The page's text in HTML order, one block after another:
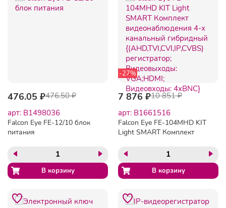
476.05 ₽476.50 ₽
арт: B1498036
Falcon Eye FE-12/10 блок
питания
-27%
7 876 ₽10 851 ₽
арт: B1661516
Falcon Eye FE-104MHD KIT
Light SMART Комплект
канальный гибридный
{(AHD,TVI,CVI,IP,CVBS)
регистратор;
Видеовыходы: VGA;HDMI;